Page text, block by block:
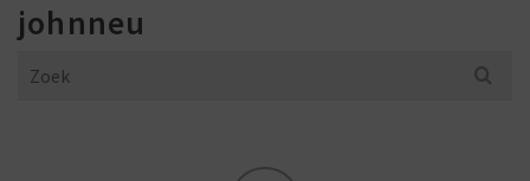
johnneu
Search